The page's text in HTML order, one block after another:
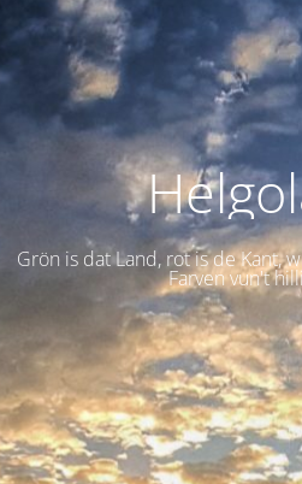
Grön is dat Land, rot is de Kant,
Farven vun't